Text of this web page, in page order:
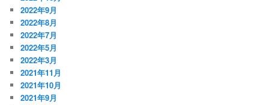
2022年9月
2022年8月
2022年7月
2022年5月
2022年3月
2021年11月
2021年10月
2021年9月